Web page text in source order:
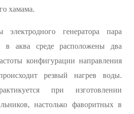
хамама.
генератора пара
аква среде расположены два
конфигурации направления
резвый нагрев воды.
при изготовлении
настолько фаворитных в